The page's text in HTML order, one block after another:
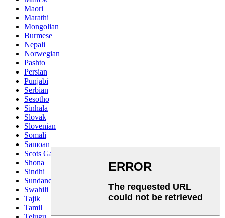
Maori
Marathi
Mongolian
Burmese
Nepali
Norwegian
Pashto
Persian
Punjabi
Serbian
Sesotho
Sinhala
Slovak
Slovenian
Somali
Samoan
Scots Gaelic
Shona
Sindhi
Sundanese
Swahili
Tajik
Tamil